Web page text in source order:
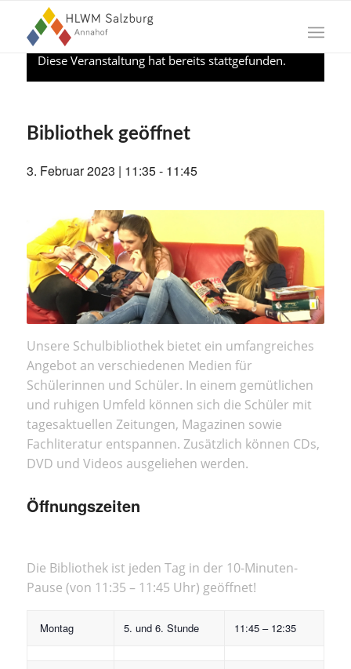
Diese Veranstaltung hat bereits stattgefunden.
Bibliothek geöffnet
3. Februar 2023 | 11:35- 11:45
Unsere Schulbibliothek bietet ein umfangreiches
Angebot an verschiedenen Medien für
Schülerinnen und Schüler. In einem gemütlichen
und ruhigen Umfeld können sich die Schüler mit
tagesaktuellen Zeitungen, Magazinen sowie
Fachliteratur entspannen. Zusätzlich können CDs,
DVD und Videos ausgeliehen werden.
Öffnungszeiten
Die Bibliothek ist jeden Tag in der 10-Minuten-
Pause (von 11:35 – 11:45 Uhr) geöffnet!
Montag 5. und 6. Stunde 11:45 – 12:35